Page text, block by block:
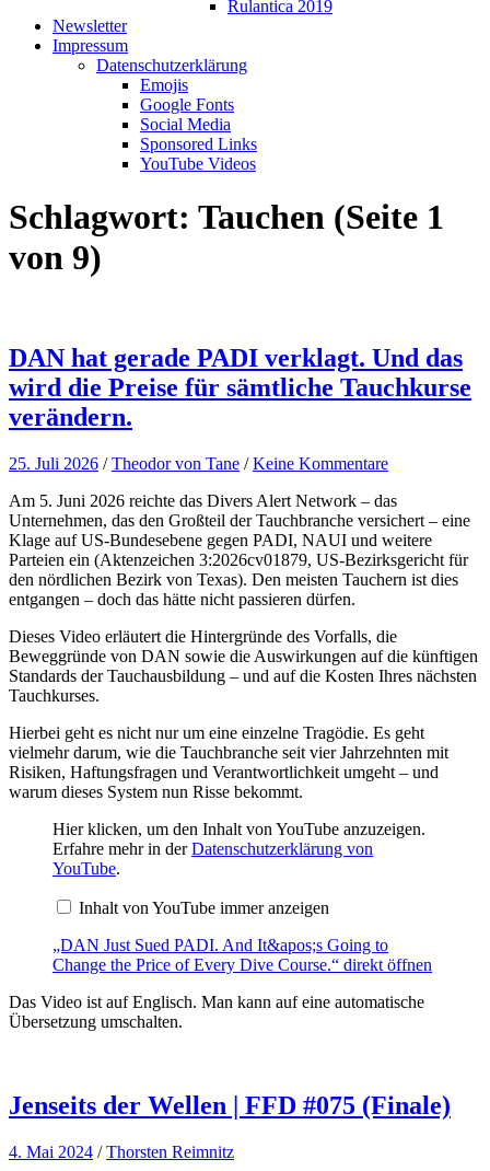
Rulantica 2019
Newsletter
Impressum
Datenschutzerklärung
Emojis
Google Fonts
Social Media
Sponsored Links
YouTube Videos
Schlagwort: Tauchen (Seite 1
von 9)
DAN hat gerade PADI verklagt. Und das
wird die Preise für sämtliche Tauchkurse
verändern.
25. Juli 2026 /Theodor von Tane /Keine Kommentare
Am 5. Juni 2026 reichte das Divers Alert Network – das
Unternehmen, das den Großteil der Tauchbranche versichert – eine
Klage auf US-Bundesebene gegen PADI, NAUI und weitere
Parteien ein (Aktenzeichen 3:2026cv01879, US-Bezirksgericht für
den nördlichen Bezirk von Texas). Den meisten Tauchern ist dies
entgangen – doch das hätte nicht passieren dürfen.
Dieses Video erläutert die Hintergründe des Vorfalls, die
Beweggründe von DAN sowie die Auswirkungen auf die künftigen
Standards der Tauchausbildung – und auf die Kosten Ihres nächsten
Tauchkurses.
Hierbei geht es nicht nur um eine einzelne Tragödie. Es geht
vielmehr darum, wie die Tauchbranche seit vier Jahrzehnten mit
Risiken, Haftungsfragen und Verantwortlichkeit umgeht – und
warum dieses System nun Risse bekommt.
„DAN
Just
Sued
PADI.
It&apos;s
to
Change
the
of
Every
anzeigen
Hier klicken, um den Inhalt von YouTube anzuzeigen.
Erfahre mehr in derDatenschutzerklärung von
YouTube.
Inhalt von YouTube immer anzeigen
„DAN Just Sued PADI. And It&apos;s Going to
Change the Price of Every Dive Course.“ direkt öffnen
Das Video ist auf Englisch. Man kann auf eine automatische
Übersetzung umschalten.
Jenseits der Wellen | FFD #075 (Finale)
4. Mai 2024 /Thorsten Reimnitz